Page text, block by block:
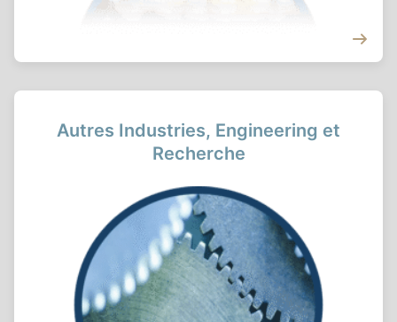
Autres Industries, Engineering et
Recherche